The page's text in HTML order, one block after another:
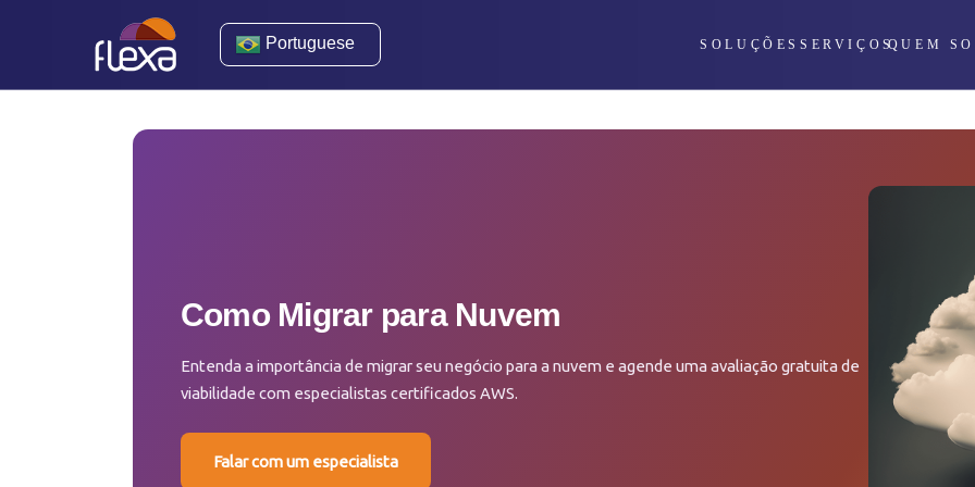
Portuguese SOLUÇÕES SERVIÇOSQUEM
Como Migrar para Nuvem
Entenda a importância de migrar seu negócio para a nuvem e agende uma avaliação gratuita de
viabilidade com especialistas certificados AWS.
Falar com um especialista